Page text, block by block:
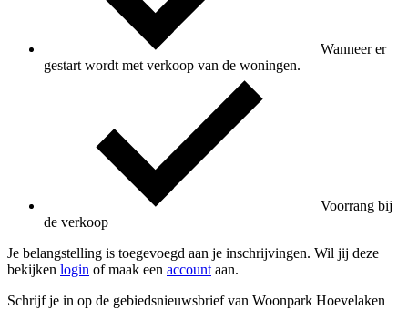
Wanneer er
gestart wordt met verkoop van de woningen.
Voorrang bij
de verkoop
Je belangstelling is toegevoegd aan je inschrijvingen. Wil jij deze
bekijken login of maak een account aan.
Schrijf je in op de gebiedsnieuwsbrief van Woonpark Hoevelaken